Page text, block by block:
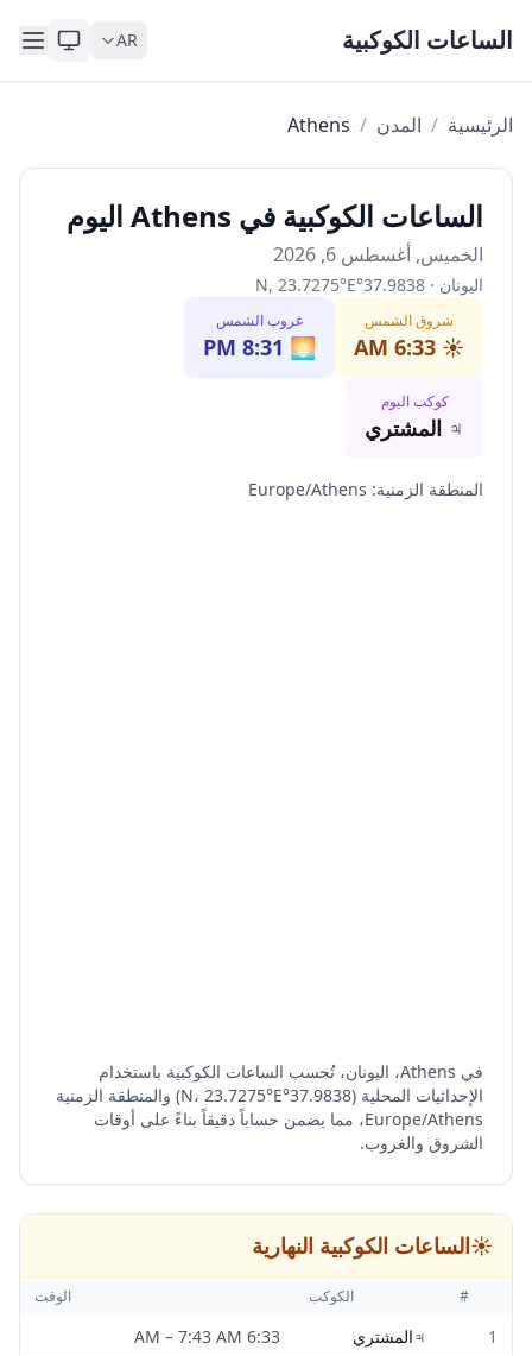
الساعات الكوكبية AR
الرئيسية / المدن /
Athens
الساعات الكوكبية في Athens اليوم
الخميس, أغسطس 6, 2026
اليونان ·
37.9838
°
N, 23.7275°E
شروق الشمس
☀️
6:33 AM
غروب الشمس
🌅
8:31 PM
كوكب اليوم
♃ المشتري
المنطقة الزمنية:
Europe/Athens
في Athens، اليونان، تُحسب الساعات الكوكبية باستخدام
الإحداثيات المحلية (37.9838°N، 23.7275°E) والمنطقة الزمنية
Europe/Athens، مما يضمن حساباً دقيقاً بناءً على أوقات
الشروق والغروب.
☀️الساعات الكوكبية النهارية
# الكوكب الوقت
1
♃المشتري 6:33 AM
– 7:43 AM